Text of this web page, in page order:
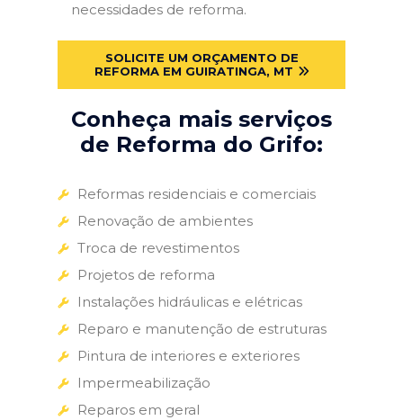
necessidades de reforma.
SOLICITE UM ORÇAMENTO DE
REFORMA EM GUIRATINGA, MT
Conheça mais serviços
de Reforma do Grifo:
Reformas residenciais e comerciais
Renovação de ambientes
Troca de revestimentos
Projetos de reforma
Instalações hidráulicas e elétricas
Reparo e manutenção de estruturas
Pintura de interiores e exteriores
Impermeabilização
Reparos em geral